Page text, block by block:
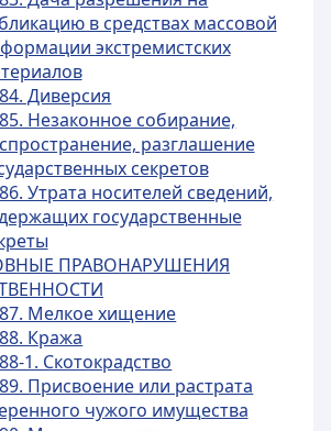
в средствах массовой
экстремистских
Диверсия
Незаконное собирание,
разглашение
секретов
Утрата носителей сведений,
государственные
ПРАВОНАРУШЕНИЯ
Мелкое хищение
Кража
1. Скотокрадство
Присвоение или растрата
чужого имущества